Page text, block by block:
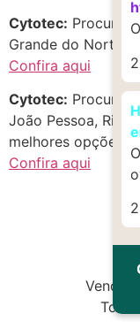
Cytotec:
Grande do Norte?
Confira aqui
Cytotec:
João Pessoa, Rio
melhores opções
Confira aqui